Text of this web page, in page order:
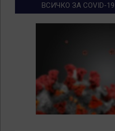
ВСИЧКО ЗА COVID-